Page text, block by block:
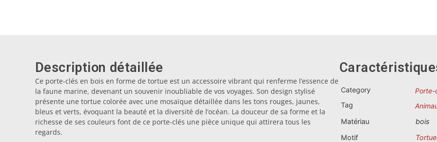
Description détaillée
Ce porte-clés en bois en forme de tortue est un accessoire vibrant qui renferme l’essence de
la faune marine, devenant un souvenir inoubliable de vos voyages. Son design stylisé
présente une tortue colorée avec une mosaïque détaillée dans les tons rouges, jaunes,
bleus et verts, évoquant la beauté et la diversité de l’océan. La douceur de sa forme et la
richesse de ses couleurs font de ce porte-clés une pièce unique qui attirera tous les
regards.
Category
Porte-
Tag
Matériau
bois
Motif